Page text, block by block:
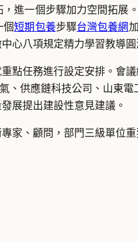
進一個步驟加力空間拓展。
個短期包養步驟台灣包養網
心八項規定精力學習教導圓
點任務進行設定安排。會
、供應鏈科技公司、山東
展提出建設性意見建議。
家、顧問，部門三級單位重